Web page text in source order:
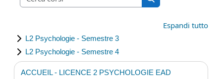
Cerca corsi
Espandi tutto
L2 Psychologie - Semestre 3
L2 Psychologie - Semestre 4
ACCUEIL - LICENCE 2 PSYCHOLOGIE EAD